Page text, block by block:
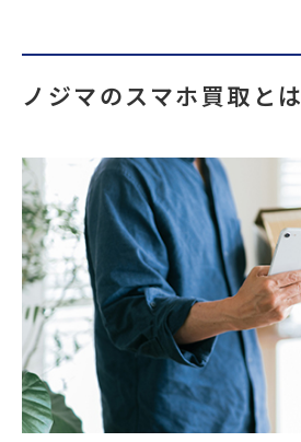
ノジマのスマホ買取とは